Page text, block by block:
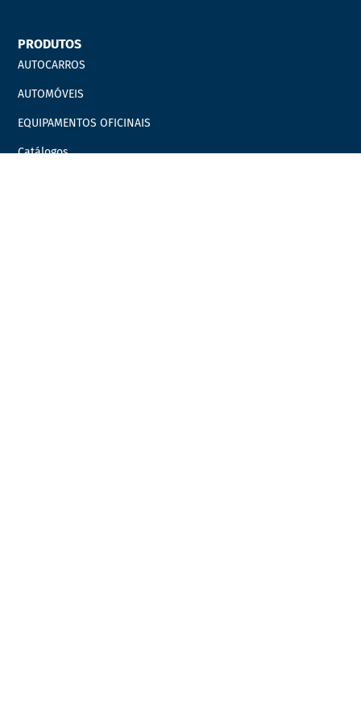
PRODUTOS
AUTOCARROS
AUTOMÓVEIS
EQUIPAMENTOS OFICINAIS
Catálogos